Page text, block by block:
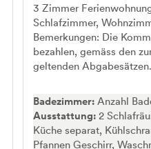
3 Zimmer
Schlafzimmer,
Bemerkungen: Die
bezahlen, gemäss den
geltenden Abgabesätzen.
Badezimmer: Anzahl
Ausstattung: 2
Küche separat,
Pfannen Geschirr,